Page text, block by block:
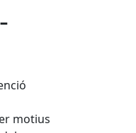
motius